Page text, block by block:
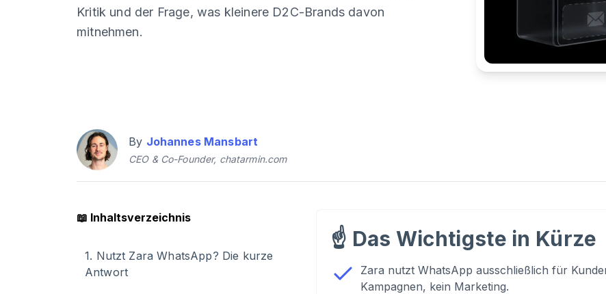
Kritik und der Frage, was kleinere D2C-Brands davon
mitnehmen.
By Johannes Mansbart
CEO & Co-Founder, chatarmin.com
📖 Inhaltsverzeichnis
1. Nutzt Zara WhatsApp? Die kurze
Antwort
☝️ Das Wichtigste in Kürze
Zara nutzt WhatsApp ausschließlich für
Kampagnen, kein Marketing.